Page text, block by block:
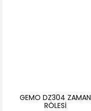
GEMO DZ304 ZAMAN
RÖLESİ